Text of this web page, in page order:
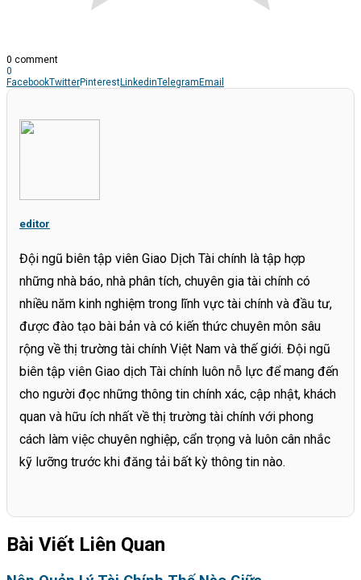
0 comment
0
FacebookTwitterPinterestLinkedinTelegramEmail
editor
Đội ngũ biên tập viên Giao Dịch Tài chính là tập hợp
những nhà báo, nhà phân tích, chuyên gia tài chính có
nhiều năm kinh nghiệm trong lĩnh vực tài chính và đầu tư,
được đào tạo bài bản và có kiến thức chuyên môn sâu
rộng về thị trường tài chính Việt Nam và thế giới. Đội ngũ
biên tập viên Giao dịch Tài chính luôn nỗ lực để mang đến
cho người đọc những thông tin chính xác, cập nhật, khách
quan và hữu ích nhất về thị trường tài chính với phong
cách làm việc chuyên nghiệp, cẩn trọng và luôn cân nhắc
kỹ lưỡng trước khi đăng tải bất kỳ thông tin nào.
Bài Viết Liên Quan